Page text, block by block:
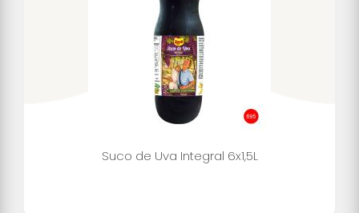
Suco de Uva Integral 6x1,5L